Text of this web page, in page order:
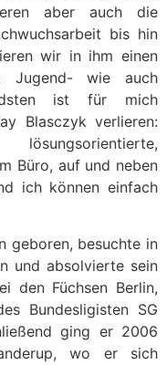
aber auch die
bis hin
wir in ihm einen
Jugend- wie auch
ist für mich
Blasczyk verlieren:
Büro, auf und neben
ich können einfach
geboren, besuchte in
und absolvierte sein
den Füchsen Berlin,
Bundesligisten SG
ging er 2006
wo er sich